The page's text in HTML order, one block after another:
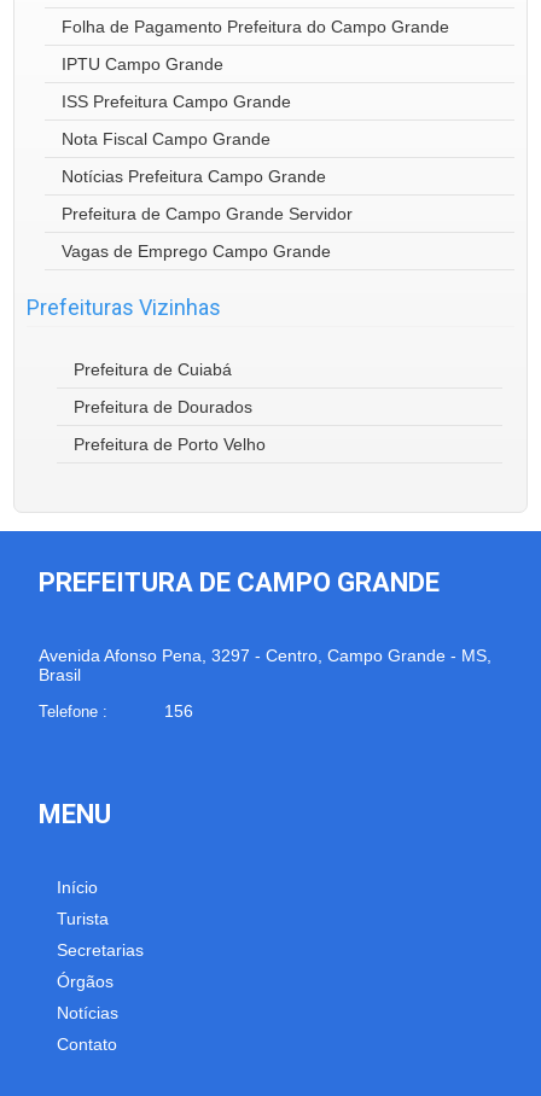
Folha de Pagamento Prefeitura do Campo Grande
IPTU Campo Grande
ISS Prefeitura Campo Grande
Nota Fiscal Campo Grande
Notícias Prefeitura Campo Grande
Prefeitura de Campo Grande Servidor
Vagas de Emprego Campo Grande
Prefeituras Vizinhas
Prefeitura de Cuiabá
Prefeitura de Dourados
Prefeitura de Porto Velho
PREFEITURA DE CAMPO GRANDE
Avenida Afonso Pena, 3297 - Centro, Campo Grande - MS,
Brasil
Telefone : 156
MENU
Início
Turista
Secretarias
Órgãos
Notícias
Contato